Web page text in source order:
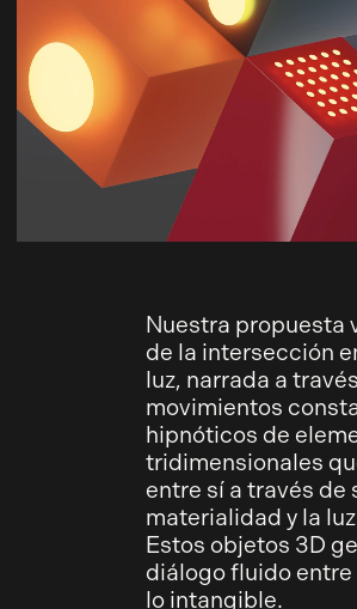
Nuestra propuesta
de la intersección
luz, narrada a
movimientos
hipnóticos de
tridimensionales
entre sí a través de
materialidad y la
Estos objetos 3D
diálogo fluido
lo intangible.